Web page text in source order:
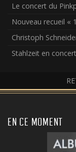
Le concert du
Nouveau recueil «
Christoph
Stahlzeit en
EN CE MOMENT